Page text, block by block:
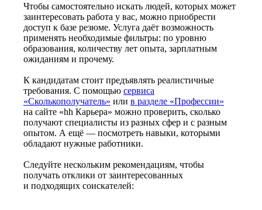
Чтобы самостоятельно искать людей, которых может
заинтересовать работа у вас, можно приобрести
доступ к базе резюме. Услуга даёт возможность
применять необходимые фильтры: по уровню
образования, количеству лет опыта, зарплатным
ожиданиям и прочему.
К кандидатам стоит предъявлять реалистичные
требования. С помощью сервиса
«Сколькополучатель» или в разделе «Профессии»
на сайте «hh Карьера» можно проверить, сколько
получают специалисты из разных сфер и с разным
опытом. А ещё — посмотреть навыки, которыми
обладают нужные работники.
Следуйте нескольким рекомендациям, чтобы
получать отклики от заинтересованных
и подходящих соискателей: